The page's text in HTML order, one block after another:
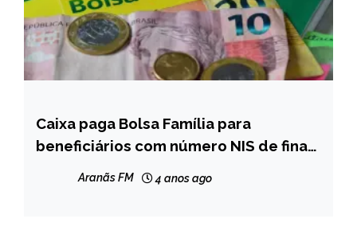
BRASIL
NOTÍCIAS
Caixa paga Bolsa Família para
beneficiários com número NIS de final
Aranãs FM 4 anos ago